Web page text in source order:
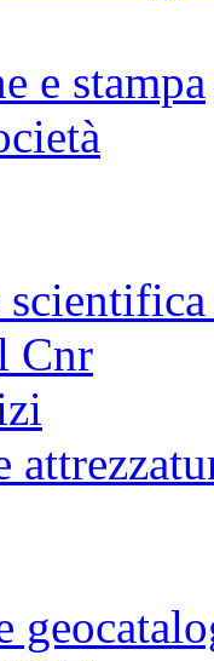
e stampa
Cnr